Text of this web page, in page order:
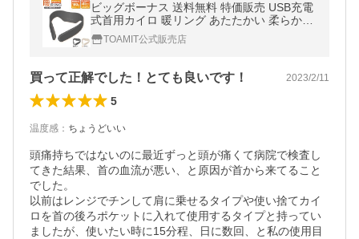
ビッグボーナス 送料無料 特価販売 USB充電
式首用カイロ 暖リング あたたかい 柔らかい
軽い 軽量 ネックウォーマー 加熱 シンプル
男女兼用
TOAMIT公式販売店
買って正解でした！とても良いです！ 2023/2/11
5
温度感 ： ちょうどいい
頭痛持ちではないのに最近ずっと頭が痛くて病院で検査し
てきた結果、首の血流が悪い、と原因が首から来てること
でした。
以前はレンジでチンして肩に乗せるタイプや使い捨てカイ
ロを首の後ろポケットに入れて使用するタイプと持ってい
ましたが、使いたい時に15分程、日に数回、と私の使用目